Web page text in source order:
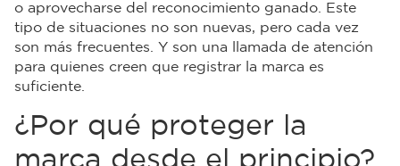
o aprovecharse del reconocimiento ganado. Este
tipo de situaciones no son nuevas, pero cada vez
son más frecuentes. Y son una llamada de atención
para quienes creen que registrar la marca es
suficiente.
¿Por qué proteger la
marca desde el principio?